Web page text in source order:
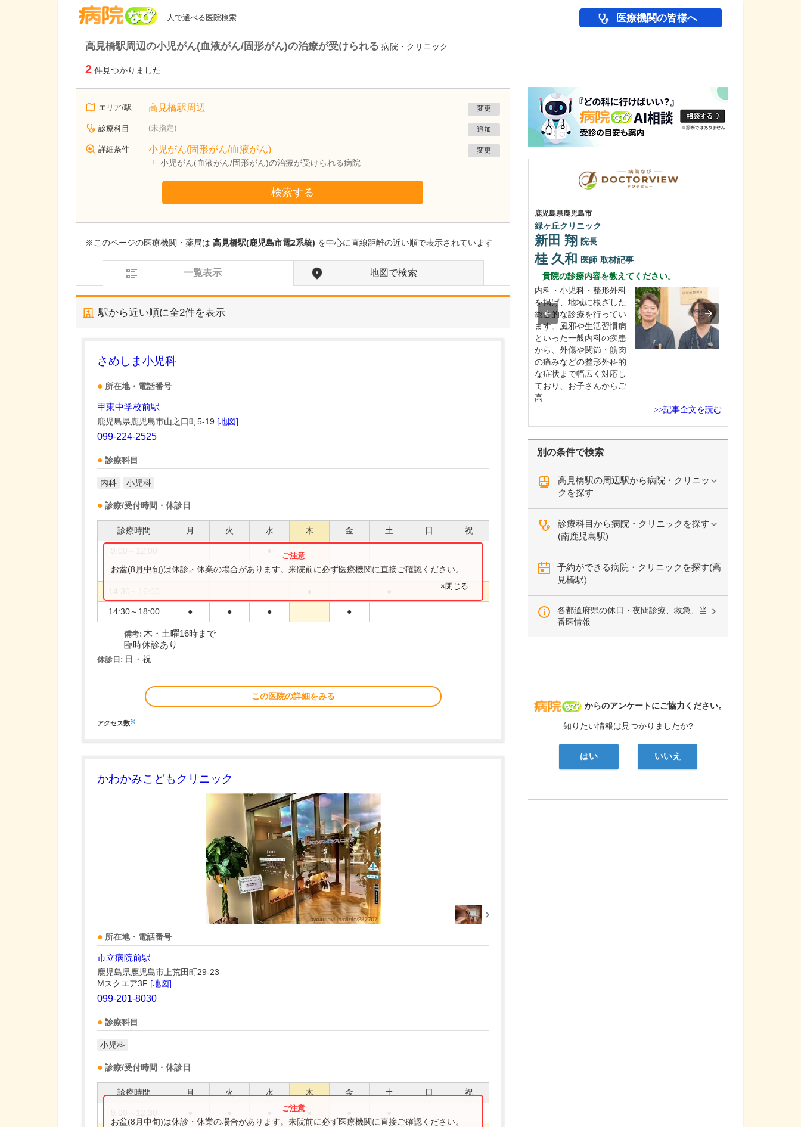
人で選べる医院検索 医療機関の皆様へ
高見橋駅周辺の小児がん(血液がん/固形がん)の治療が受けられる 病院・クリニック
2 件見つかりました
エリア/駅 高見橋駅周辺 変更
診療科目 (未指定) 追加
詳細条件 小児がん(固形がん/血液がん)
小児がん(血液がん/固形がん)の治療が受けられる病院
変更
検索する
※このページの医療機関・薬局は 高見橋駅(鹿児島市電2系統) を中心に直線距離の近い順で表示されています
一覧表示 地図で検索
駅から近い順に全2件を表示
さめしま小児科
所在地・電話番号
甲東中学校前駅
鹿児島県鹿児島市山之口町5-19 [地図]
099-224-2525
診療科目
内科 小児科
診療/受付時間・休診日
診療時間 月 火 水 木 金 土 日 祝
9:00～12:30 ● ● ● ● ●
14:30～18:00 ● ● ● ●
お盆(8月中旬)は休診・休業の場合があります。来院前に必ず医療機関に直接ご確認ください。
×閉じる
備考: 木・土曜16時まで
臨時休診あり
休診日: 日・祝
この医院の詳細をみる
アクセス数※
かわかみこどもクリニック
所在地・電話番号
市立病院前駅
鹿児島県鹿児島市上荒田町29-23
Mスクエア3F [地図]
099-201-8030
診療科目
小児科
診療/受付時間・休診日
診療時間 月 火 水 木 金 土 日 祝
お盆(8月中旬)は休診・休業の場合があります。来院前に必ず医療機関に直接ご確認ください。
別の条件で検索
高見橋駅の周辺駅から病院・クリニッ
クを探す
診療科目から病院・クリニックを探す
(南鹿児島駅)
予約ができる病院・クリニックを探す(高
見橋駅)
各都道府県の休日・夜間診療、救急、当
番医情報
病院なび
からのアンケートにご協力ください。
知りたい情報は見つかりましたか?
はい いいえ
鹿児島県鹿児島市
緑ヶ丘クリニック
新田 翔 院長
桂 久和 医師 取材記事
貴院の診療内容を教えてください。
内科・小児科・整形外科
を掲げ、地域に根ざした
総合的な診療を行ってい
ます。風邪や生活習慣病
といった一般内科の疾患
から、外傷や関節・筋肉
の痛みなどの整形外科的
な症状まで幅広く対応し
ており、お子さんからご
高…
>>記事全文を読む
いずみ医院
河野 光泰副院長取材記事
皆さんが敬遠しがちな
胃・大腸内視鏡検査のハ